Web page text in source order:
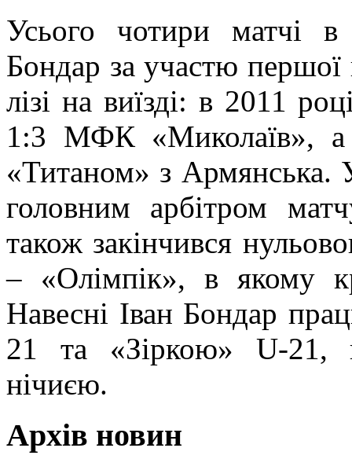
Усього чотири матчі в
Бондар за участю
лізі на виїзді: в 2011
1:3 МФК «Миколаїв», а
«Титаном» з Армянська.
головним арбітром
також закінчився
– «Олімпік», в якому
Навесні Іван Бондар
21 та «Зіркою» U-21,
нічиєю.
Архів новин